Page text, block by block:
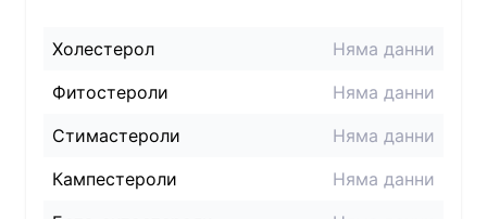
Холестерол
Няма данни
Фитостероли
Няма данни
Стимастероли
Няма данни
Кампестероли
Няма данни